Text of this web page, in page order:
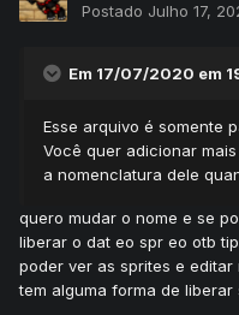
<group id="8"
nameViolationFlags="2"/>
<group id="15"
access="15"
depotLimit="5000"
</groups>
Postado Julho 17,
Em 17/07/2020 em
Esse arquivo é somente
Você quer adicionar
a nomenclatura dele
quero mudar o nome e se
liberar o dat eo spr eo otb
poder ver as sprites e
tem alguma forma de liberar